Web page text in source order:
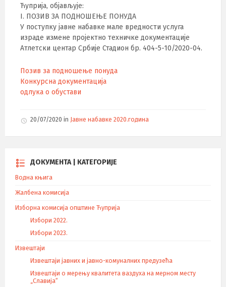
Ћуприја, објављује:
I. ПОЗИВ ЗА ПОДНОШЕЊЕ ПОНУДА
У поступку јавне набавке мале вредности услуга
израде измене пројектно техничке документације
Атлетски центар Србије Стадион бр. 404-5-10/2020-04.
Позив за подношење понуда
Конкурсна документација
одлука о обустави
20/07/2020 in Јавне набавке 2020.година
ДОКУМЕНТА | КАТЕГОРИЈЕ
Водна књига
Жалбена комисија
Изборна комисија општине Ћуприја
Избори 2022.
Избори 2023.
Извештаји
Извештаји јавних и јавно-комуналних предузећа
Извештаји о мерењу квалитета ваздуха на мерном месту
„Славија“